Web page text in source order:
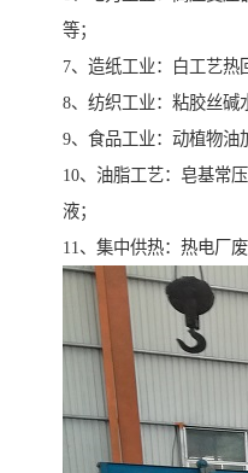
等；
7、造纸工业：白工艺热
8、纺织工业：粘胶丝碱
9、食品工业：动植物油
10、油脂工艺：皂基常
液；
11、集中供热：热电厂